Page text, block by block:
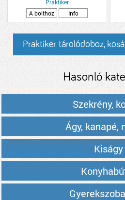
Praktiker
A bolthoz
Info
Praktiker tárolódoboz,
Hasonló
Szekrény,
Ágy, kanapé,
Kiságy